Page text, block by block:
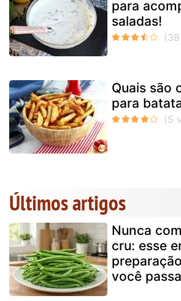
para
saladas!
Quais são
para
Últimos artigos
Nunca
cru: esse
você